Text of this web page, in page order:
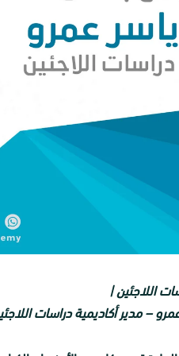
اللاجئين |
– مدير أكاديمية دراسات